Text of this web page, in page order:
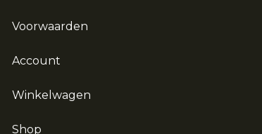
Voorwaarden
Account
Winkelwagen
Shop